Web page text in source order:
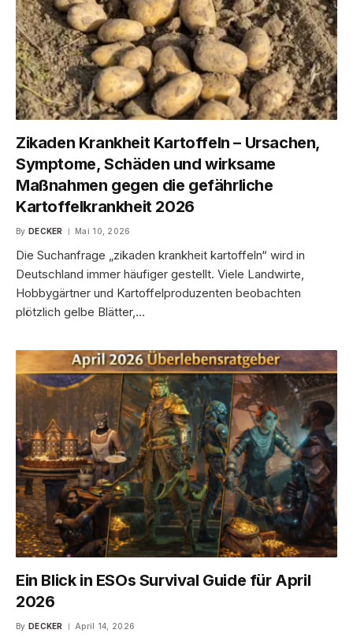
Zikaden Krankheit Kartoffeln – Ursachen,
Symptome, Schäden und wirksame
Maßnahmen gegen die gefährliche
Kartoffelkrankheit 2026
By DECKER Mai 10, 2026
Die Suchanfrage „zikaden krankheit kartoffeln“ wird in
Deutschland immer häufiger gestellt. Viele Landwirte,
Hobbygärtner und Kartoffelproduzenten beobachten
plötzlich gelbe Blätter,…
Ein Blick in ESOs Survival Guide für April
2026
By DECKER April 14, 2026